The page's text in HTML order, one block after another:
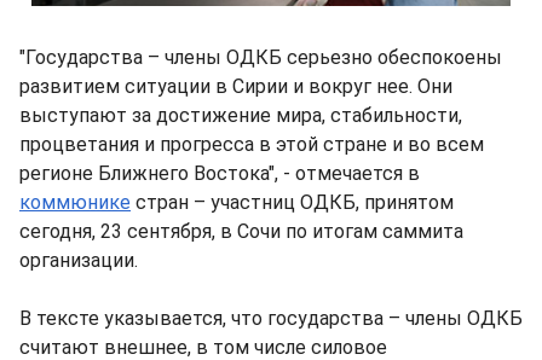
"Государства – члены ОДКБ серьезно обеспокоены
развитием ситуации в Сирии и вокруг нее. Они
выступают за достижение мира, стабильности,
процветания и прогресса в этой стране и во всем
регионе Ближнего Востока", - отмечается в
коммюнике стран – участниц ОДКБ, принятом
сегодня, 23 сентября, в Сочи по итогам саммита
организации.
В тексте указывается, что государства – члены ОДКБ
считают внешнее, в том числе силовое